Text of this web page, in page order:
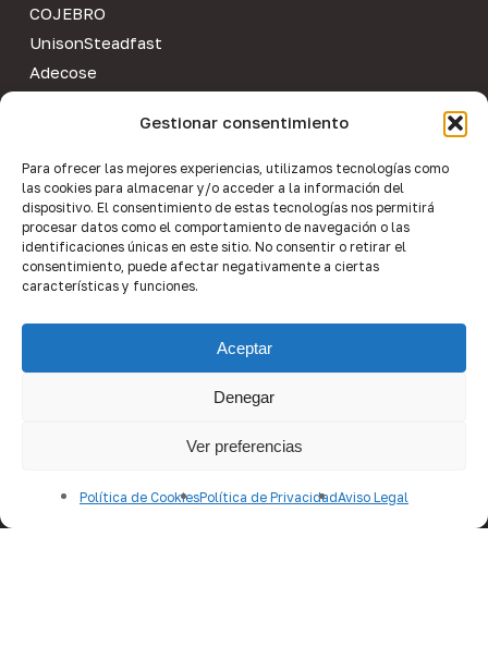
Gestionar consentimiento
Para ofrecer las mejores experiencias, utilizamos tecnologías como
las cookies para almacenar y/o acceder a la información del
dispositivo. El consentimiento de estas tecnologías nos permitirá
procesar datos como el comportamiento de navegación o las
identificaciones únicas en este sitio. No consentir o retirar el
consentimiento, puede afectar negativamente a ciertas
características y funciones.
Aceptar
Denegar
Ver preferencias
Política de CookiesPolítica de PrivacidadAviso Legal
COJEBRO
UnisonSteadfast
Adecose
Aprocose
Aemes
CONTACTO
produccion@quality-brokers.com
SUSCRÍBETE A NEWSLETTER